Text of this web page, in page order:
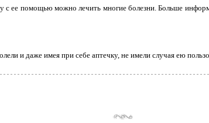
с ее помощью можно лечить многие болезни. Больше
и даже имея при себе аптечку, не имели случая ею